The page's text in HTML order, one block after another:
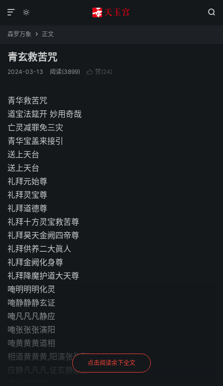
 

森罗万象  正文
青玄救苦咒
2024-03-13 阅读(3899)  赞(24)
青华救苦咒
道宝法筵开 妙用奇哉
亡灵减罪免三灾
青华宝盖来接引
送上天台
送上天台
礼拜元始尊
礼拜灵宝尊
礼拜道德尊
礼拜十方灵宝救苦尊
礼拜昊天金阙四帝尊
礼拜供养二大眞人
礼拜金阙化身尊
礼拜降魔护道大天尊
唵明明明化灵
唵静静静玄证
唵凡凡凡静应
唵张张张演阳
唵黄黄黄道相
相道黄黄黄,阳演张张张
应静凡凡凡,证玄静静静
点击阅读余下全文